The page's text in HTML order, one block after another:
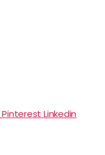
Pinterest Linkedin